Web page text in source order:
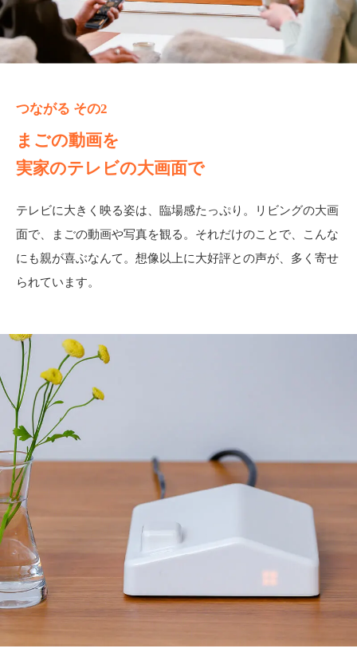
つながる その2
まごの動画を
実家のテレビの大画面で
テレビに大きく映る姿は、臨場感たっぷり。リビングの大画
面で、まごの動画や写真を観る。それだけのことで、こんな
にも親が喜ぶなんて。想像以上に大好評との声が、多く寄せ
られています。